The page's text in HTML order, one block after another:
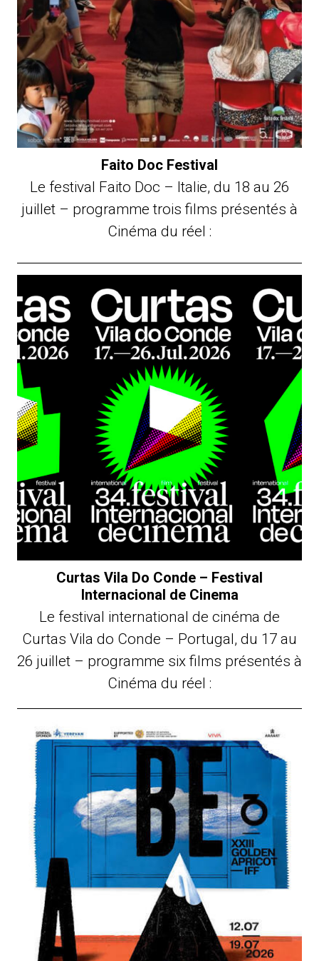
Faito Doc Festival
Le festival Faito Doc – Italie, du 18 au 26
juillet – programme trois films présentés à
Cinéma du réel :
Curtas Vila Do Conde – Festival
Internacional de Cinema
Le festival international de cinéma de
Curtas Vila do Conde – Portugal, du 17 au
26 juillet – programme six films présentés à
Cinéma du réel :